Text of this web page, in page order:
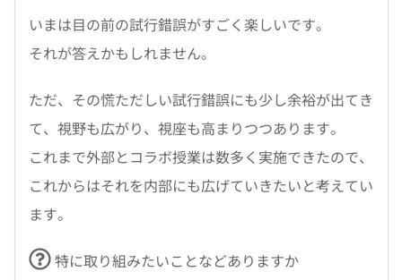
いまは目の前の試行錯誤がすごく楽しいです。
それが答えかもしれません。
ただ、その慌ただしい試行錯誤にも少し余裕が出てき
て、視野も広がり、視座も高まりつつあります。
これまで外部とコラボ授業は数多く実施できたので、
これからはそれを内部にも広げていきたいと考えてい
ます。
特に取り組みたいことなどありますか